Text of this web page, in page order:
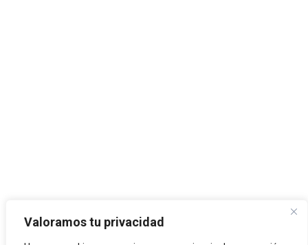
Valoramos tu privacidad